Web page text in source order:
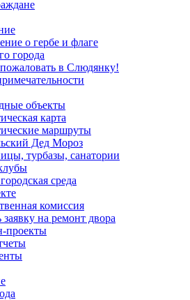
о гербе и флаге
города
в Слюдянку!
объекты
карта
маршруты
Дед Мороз
турбазы, санатории
среда
комиссия
заявку на ремонт двора
проекты